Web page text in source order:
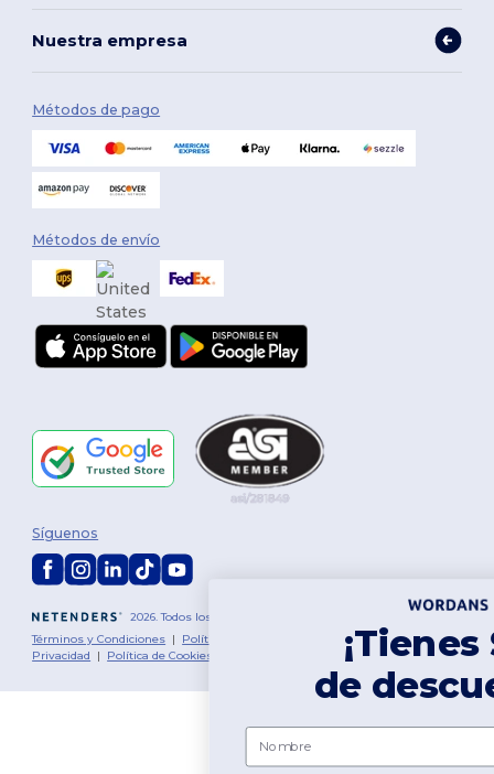
Nuestra empresa
Métodos de pago
Métodos de envío
2026. Todos los derechos reservados
Términos y Condiciones | Política de personalización |Política de
Privacidad | Política de Cookies
Síguenos
¡Tienes $10
de descuento!